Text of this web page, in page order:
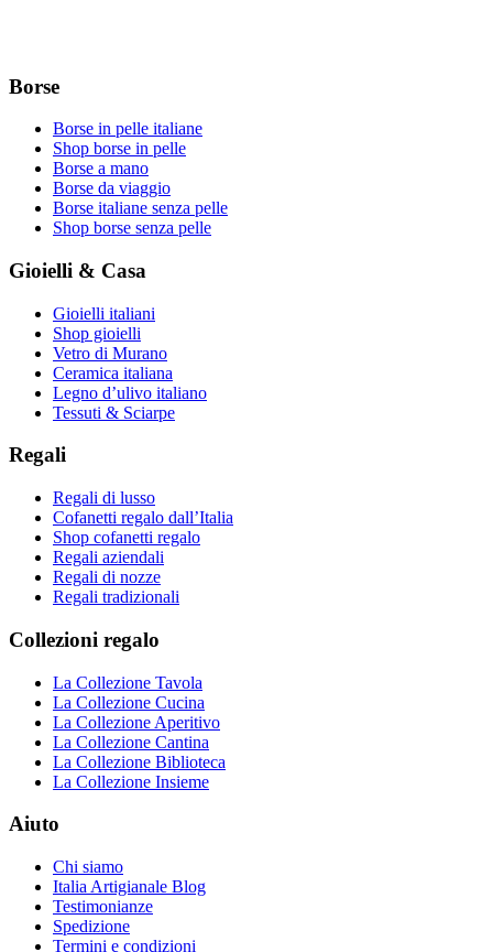
Borse
Borse in pelle italiane
Shop borse in pelle
Borse a mano
Borse da viaggio
Borse italiane senza pelle
Shop borse senza pelle
Gioielli & Casa
Gioielli italiani
Shop gioielli
Vetro di Murano
Ceramica italiana
Legno d’ulivo italiano
Tessuti & Sciarpe
Regali
Regali di lusso
Cofanetti regalo dall’Italia
Shop cofanetti regalo
Regali aziendali
Regali di nozze
Regali tradizionali
Collezioni regalo
La Collezione Tavola
La Collezione Cucina
La Collezione Aperitivo
La Collezione Cantina
La Collezione Biblioteca
La Collezione Insieme
Aiuto
Chi siamo
Italia Artigianale Blog
Testimonianze
Spedizione
Termini e condizioni